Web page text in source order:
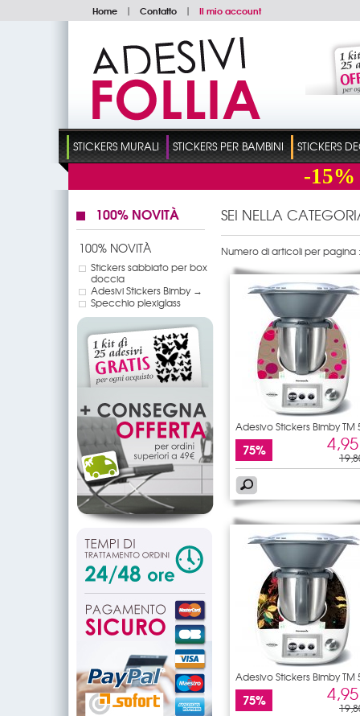
Home | Contatto | Il mio account
STICKERS MURALI STICKERS PER BAMBINI STICKERS
-15%
100% NOVITÀ
100% NOVITÀ
Stickers sabbiato per box
doccia
Adesivi Stickers Bimby →
Specchio plexiglass
SEI NELLA
Numero di articoli per pagina
Adesivo Stickers Bimby TM
75%
Adesivo Stickers Bimby TM
75%